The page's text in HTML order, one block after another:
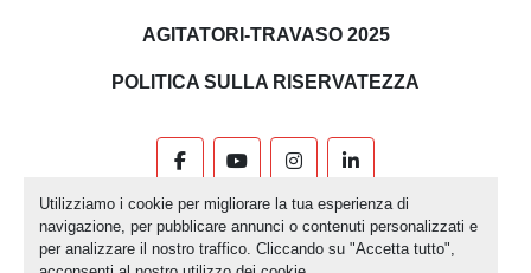
Utilizziamo i cookie per migliorare la tua esperienza di
navigazione, per pubblicare annunci o contenuti personalizzati e
per analizzare il nostro traffico. Cliccando su "Accetta tutto",
AGITATORI-TRAVASO 2025
POLITICA SULLA RISERVATEZZA
facebookyoutubeinstagramlinkedin
Machinio Systemsito web diMachinio
Personalizza le preferenze sui Cookies